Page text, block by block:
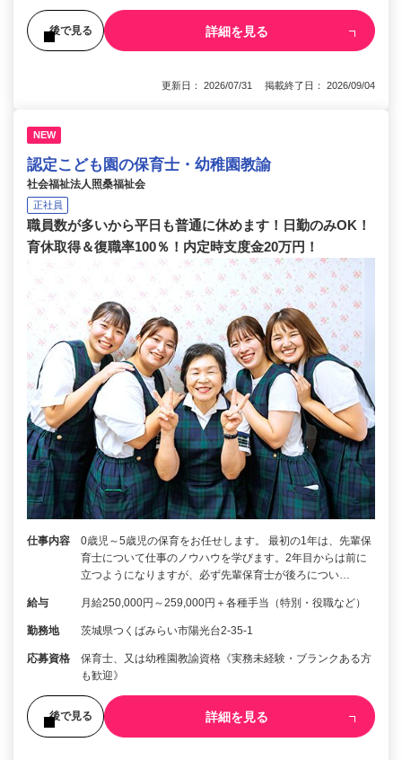
後で見る 詳細を見る
更新日： 2026/07/31 掲載終了日： 2026/09/04
NEW
認定こども園の保育士・幼稚園教諭
社会福祉法人照桑福祉会
正社員
職員数が多いから平日も普通に休めます！日勤のみOK！
育休取得＆復職率100％！内定時支度金20万円！
仕事内容
0歳児～5歳児の保育をお任せします。 最初の1年は、先輩保
育士について仕事のノウハウを学びます。2年目からは前に
立つようになりますが、必ず先輩保育士が後ろについ…
給与 月給250,000円～259,000円＋各種手当（特別・役職など）
勤務地 茨城県つくばみらい市陽光台2-35-1
応募資格
保育士、又は幼稚園教諭資格《実務未経験・ブランクある方
も歓迎》
後で見る 詳細を見る